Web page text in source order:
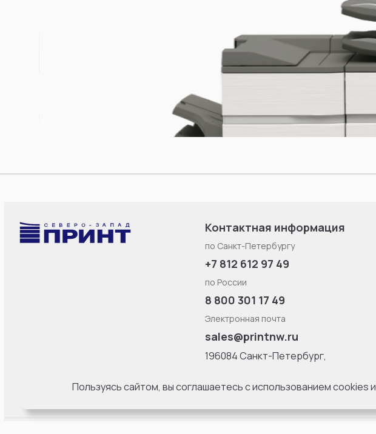
Контактная информация
по Санкт-Петербургу
+7 812 612 97 49
по России
8 800 301 17 49
Электронная почта
sales@printnw.ru
196084 Санкт-Петербург,
литерa Б, офис 8 с 10:00 до
Пользуясь сайтом, вы соглашаетесь с использованием cookies